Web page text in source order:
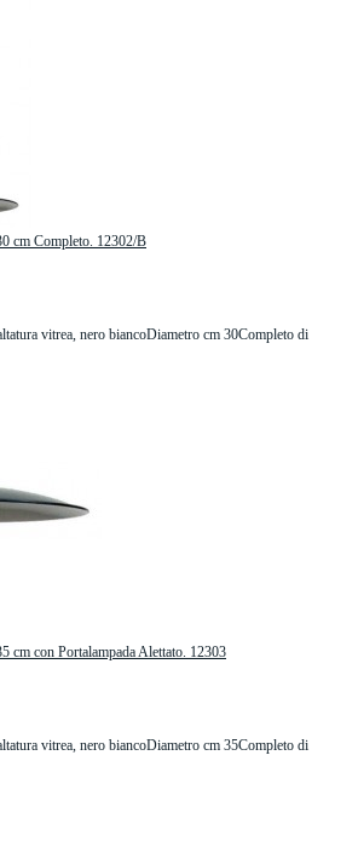
cm Completo. 12302/B
vitrea, nero biancoDiametro cm 30Completo di
cm con Portalampada Alettato. 12303
vitrea, nero biancoDiametro cm 35Completo di